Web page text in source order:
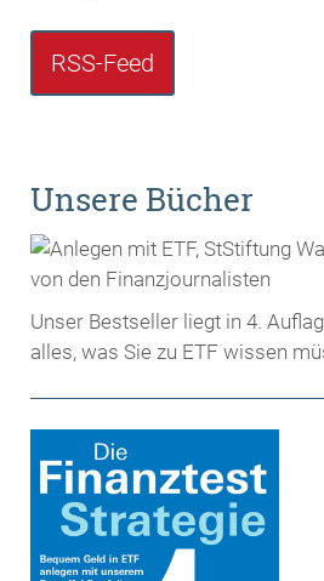
RSS-Feed
Unsere Bücher
Unser Bestseller liegt in 4.
alles, was Sie zu ETF wissen